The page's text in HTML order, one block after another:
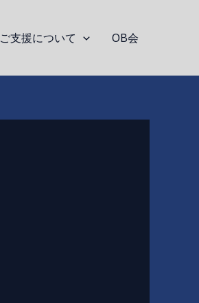
ご支援について OB会